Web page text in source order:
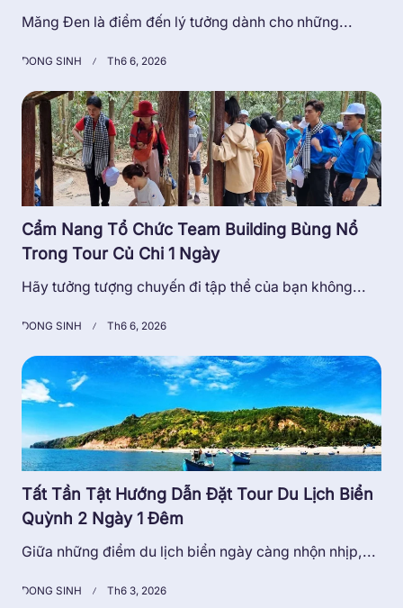
Măng Đen là điểm đến lý tưởng dành cho những...
DONG SINH Th6 6, 2026
Cẩm Nang Tổ Chức Team Building Bùng Nổ
Trong Tour Củ Chi 1 Ngày
Hãy tưởng tượng chuyến đi tập thể của bạn không...
DONG SINH Th6 6, 2026
Tất Tần Tật Hướng Dẫn Đặt Tour Du Lịch Biển
Quỳnh 2 Ngày 1 Đêm
Giữa những điểm du lịch biển ngày càng nhộn nhịp,...
DONG SINH Th6 3, 2026